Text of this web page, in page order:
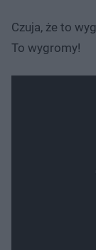
Czuja, że to
To wygromy!